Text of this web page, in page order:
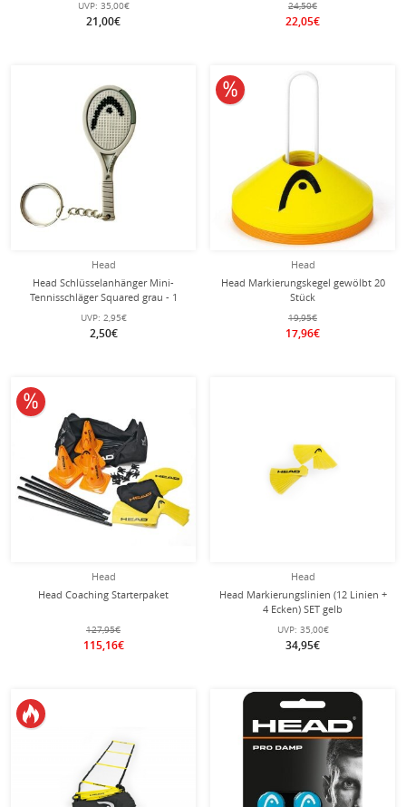
UVP: 35,00€
21,00€
24,50€
22,05€
Head
Head Schlüsselanhänger Mini-
Tennisschläger Squared grau - 1
Stück
UVP: 2,95€
2,50€
Head
Head Markierungskegel gewölbt 20
Stück
19,95€
17,96€
10% reduziert
Head
Head Coaching Starterpaket
127,95€
115,16€
10% reduziert
Head
Head Markierungslinien (12 Linien +
4 Ecken) SET gelb
UVP: 35,00€
34,95€